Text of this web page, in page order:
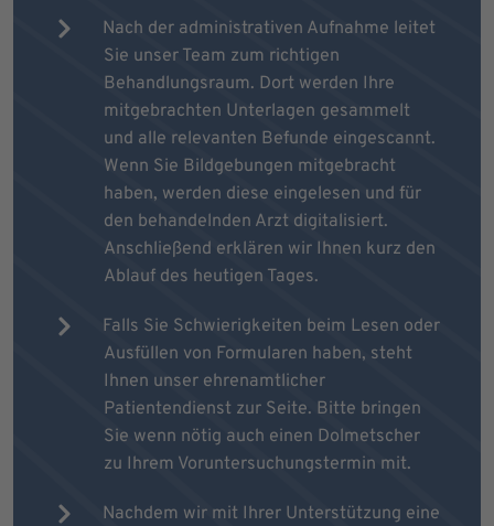
Nach der administrativen Aufnahme leitet
Sie unser Team zum richtigen
Behandlungsraum. Dort werden Ihre
mitgebrachten Unterlagen gesammelt
und alle relevanten Befunde eingescannt.
Wenn Sie Bildgebungen mitgebracht
haben, werden diese eingelesen und für
den behandelnden Arzt digitalisiert.
Anschließend erklären wir Ihnen kurz den
Ablauf des heutigen Tages.
Falls Sie Schwierigkeiten beim Lesen oder
Ausfüllen von Formularen haben, steht
Ihnen unser ehrenamtlicher
Patientendienst zur Seite. Bitte bringen
Sie wenn nötig auch einen Dolmetscher
zu Ihrem Voruntersuchungstermin mit.
Nachdem wir mit Ihrer Unterstützung eine